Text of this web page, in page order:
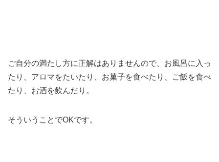
ご自分の満たし方に正解はありませんので、お風呂に入っ
たり、アロマをたいたり、お菓子を食べたり、ご飯を食べ
たり、お酒を飲んだり。
そういうことでOKです。